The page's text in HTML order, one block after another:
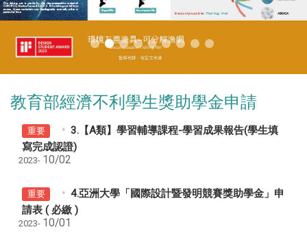
教育部經濟不利學生獎助學金申請
重要
3.【A類】學習輔導課程-學習成果報告(學生填
寫完成認證)
2023- 10/02
重要
4.亞洲大學「國際設計暨發明競賽獎助學金」申
請表 ( 必繳 )
2023- 10/01